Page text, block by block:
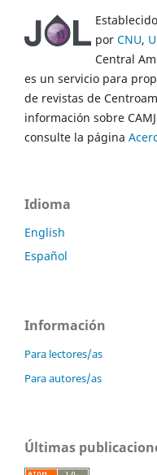
por CNU,
Central
es un servicio para
de revistas de
información sobre
consulte la página
Idioma
English
Español
Información
Para lectores/as
Para autores/as
Últimas